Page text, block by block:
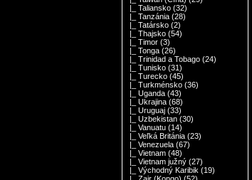
|_ Taliansko (32)
|_ Tanzánia (28)
|_ Tatársko (2)
|_ Thajsko (54)
|_ Timor (3)
|_ Tonga (26)
|_ Trinidad a Tobago (24)
|_ Tunisko (31)
|_ Turecko (45)
|_ Turkménsko (36)
|_ Uganda (43)
|_ Ukrajina (68)
|_ Uruguaj (33)
|_ Uzbekistan (30)
|_ Vanuatu (14)
|_ Veľká Británia (23)
|_ Venezuela (67)
|_ Vietnam (48)
|_ Vietnam južný (27)
|_ Východný Karibik (19)